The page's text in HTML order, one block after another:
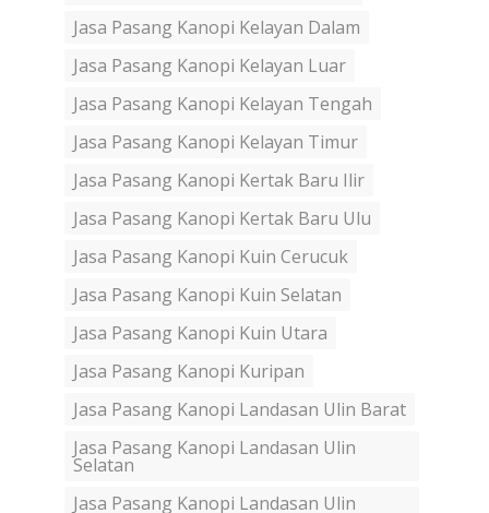
Jasa Pasang Kanopi Kelayan Dalam
Jasa Pasang Kanopi Kelayan Luar
Jasa Pasang Kanopi Kelayan Tengah
Jasa Pasang Kanopi Kelayan Timur
Jasa Pasang Kanopi Kertak Baru Ilir
Jasa Pasang Kanopi Kertak Baru Ulu
Jasa Pasang Kanopi Kuin Cerucuk
Jasa Pasang Kanopi Kuin Selatan
Jasa Pasang Kanopi Kuin Utara
Jasa Pasang Kanopi Kuripan
Jasa Pasang Kanopi Landasan Ulin Barat
Jasa Pasang Kanopi Landasan Ulin
Selatan
Jasa Pasang Kanopi Landasan Ulin